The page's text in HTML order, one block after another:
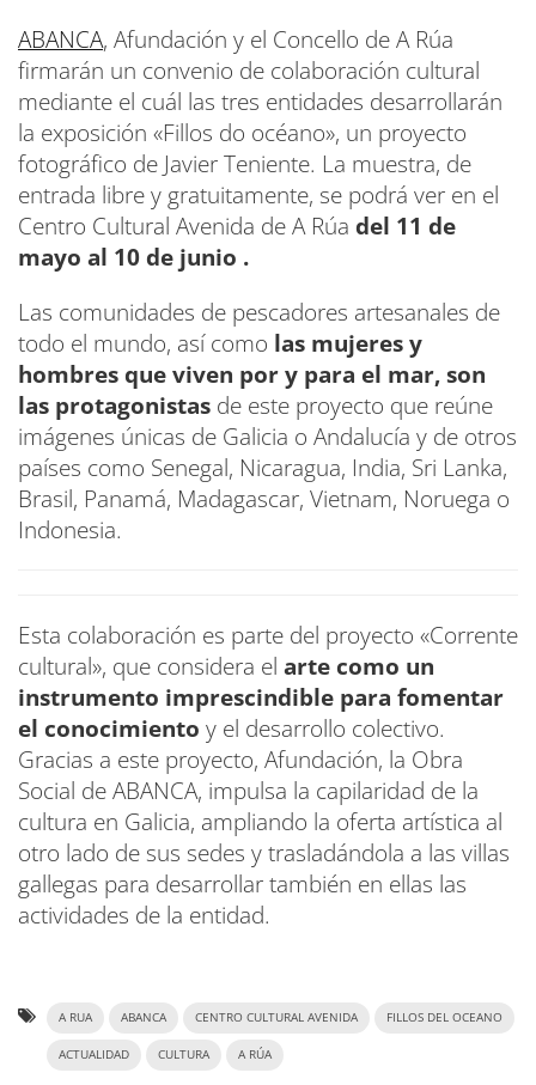
ABANCA, Afundación y el Concello de A Rúa
firmarán un convenio de colaboración cultural
mediante el cuál las tres entidades desarrollarán
la exposición «Fillos do océano», un proyecto
fotográfico de Javier Teniente. La muestra, de
entrada libre y gratuitamente, se podrá ver en el
Centro Cultural Avenida de A Rúa del 11 de
mayo al 10 de junio .
Las comunidades de pescadores artesanales de
todo el mundo, así como las mujeres y
hombres que viven por y para el mar, son
las protagonistas de este proyecto que reúne
imágenes únicas de Galicia o Andalucía y de otros
países como Senegal, Nicaragua, India, Sri Lanka,
Brasil, Panamá, Madagascar, Vietnam, Noruega o
Indonesia.
Esta colaboración es parte del proyecto «Corrente
cultural», que considera el arte como un
instrumento imprescindible para fomentar
el conocimiento y el desarrollo colectivo.
Gracias a este proyecto, Afundación, la Obra
Social de ABANCA, impulsa la capilaridad de la
cultura en Galicia, ampliando la oferta artística al
otro lado de sus sedes y trasladándola a las villas
gallegas para desarrollar también en ellas las
actividades de la entidad.
A RUA ABANCA CENTRO CULTURAL AVENIDA FILLOS DEL OCEANO
ACTUALIDAD CULTURA A RÚA